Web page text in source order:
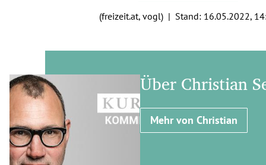
(freizeit.at, vogl) | Stand: 16.05.2022,
Über Christian
Mehr von Christian